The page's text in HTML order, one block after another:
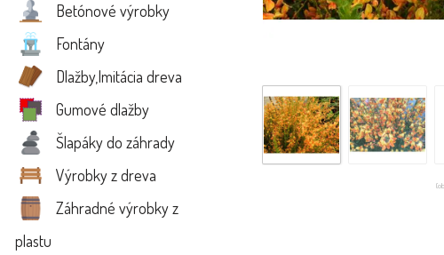
Betónové výrobky
Fontány
Dlažby,Imitácia dreva
Gumové dlažby
Šlapáky do záhrady
Výrobky z dreva
Záhradné výrobky z
plastu